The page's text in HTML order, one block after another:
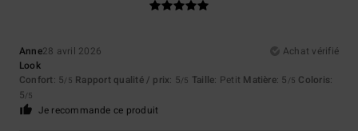
Anne28 avril 2026
Achat vérifié
Look
Confort: 5/5 Rapport qualité / prix: 5/5 Taille: Petit Matière: 5 /5 Coloris:
5/5
Je recommande ce produit